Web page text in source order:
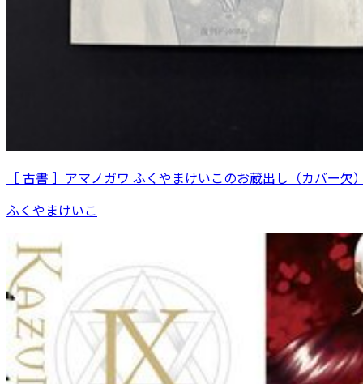
［ 古書 ］アマノガワ ふくやまけいこのお蔵出し（カバー欠
ふくやまけいこ